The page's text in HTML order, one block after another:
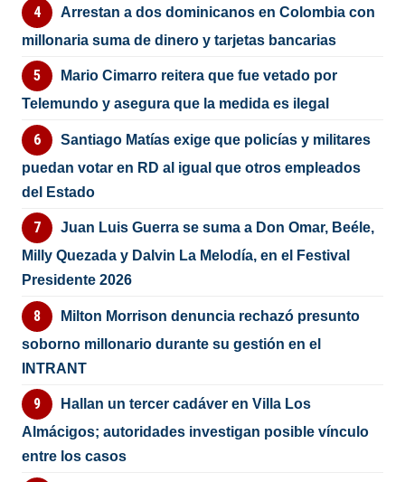
Arrestan a dos dominicanos en Colombia con
millonaria suma de dinero y tarjetas bancarias
Mario Cimarro reitera que fue vetado por
Telemundo y asegura que la medida es ilegal
Santiago Matías exige que policías y militares
puedan votar en RD al igual que otros empleados
del Estado
Juan Luis Guerra se suma a Don Omar, Beéle,
Milly Quezada y Dalvin La Melodía, en el Festival
Presidente 2026
Milton Morrison denuncia rechazó presunto
soborno millonario durante su gestión en el
INTRANT
Hallan un tercer cadáver en Villa Los
Almácigos; autoridades investigan posible vínculo
entre los casos